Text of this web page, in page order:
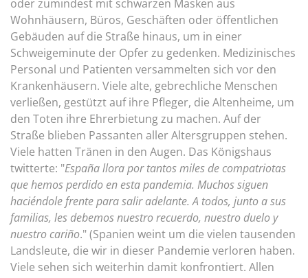
oder zumindest mit schwarzen Masken aus
Wohnhäusern, Büros, Geschäften oder öffentlichen
Gebäuden auf die Straße hinaus, um in einer
Schweigeminute der Opfer zu gedenken. Medizinisches
Personal und Patienten versammelten sich vor den
Krankenhäusern. Viele alte, gebrechliche Menschen
verließen, gestützt auf ihre Pfleger, die Altenheime, um
den Toten ihre Ehrerbietung zu machen. Auf der
Straße blieben Passanten aller Altersgruppen stehen.
Viele hatten Tränen in den Augen. Das Königshaus
twitterte: "España llora por tantos miles de compatriotas
que hemos perdido en esta pandemia. Muchos siguen
haciéndole frente para salir adelante. A todos, junto a sus
familias, les debemos nuestro recuerdo, nuestro duelo y
nuestro cariño." (Spanien weint um die vielen tausenden
Landsleute, die wir in dieser Pandemie verloren haben.
Viele sehen sich weiterhin damit konfrontiert. Allen